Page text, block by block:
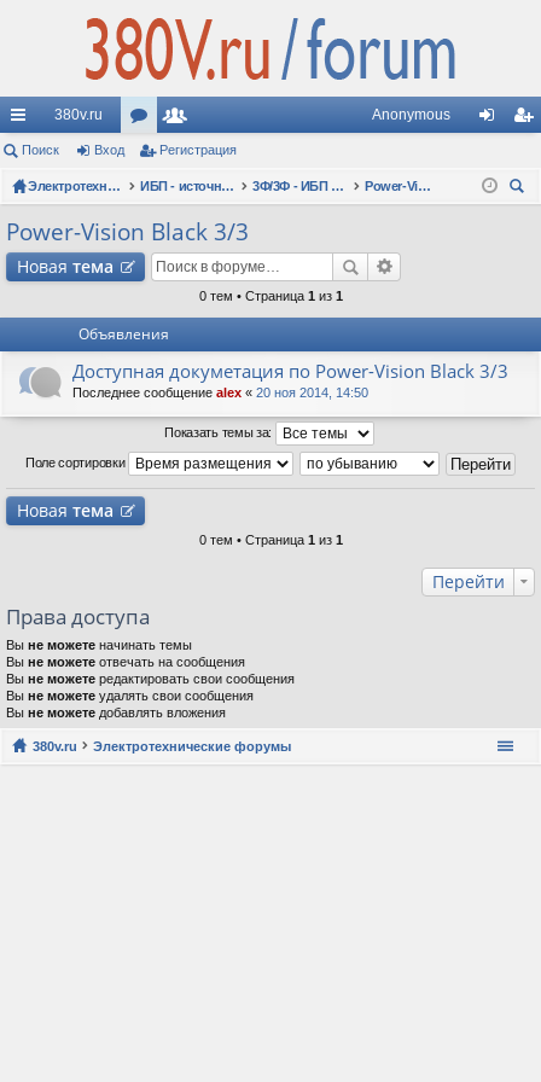
с
ы
лк
380v.ru
ор
ум
ол
ьз
ов
ат
и
Anonymous
д ис
Поиск Вход Регистрация
Электротехнические форумы ИБП - источники бесперебойного питания 3Ф/3Ф - ИБП N-POWER: трехфазные 10 - 10000 кВА - вопросы по моделям
Power-Vision Black 3/3
Power-Vision Black 3/3
Новая тема
0 тем • Страница 1 из 1
Объявления
Доступная докуметация по Power-Vision Black 3/3
Последнее сообщение alex « 20 ноя 2014, 14:50
Показать темы за:
Поле сортировки
Новая тема
0 тем • Страница 1 из 1
Перейти
Права доступа
Вы не можете начинать темы
Вы не можете отвечать на сообщения
Вы не можете редактировать свои сообщения
Вы не можете удалять свои сообщения
Вы не можете добавлять вложения
380v.ru Электротехнические форумы